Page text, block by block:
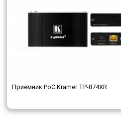
Приёмник PoC Kramer TP-874XR